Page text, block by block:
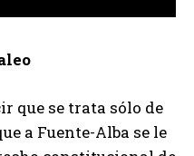
que se trata sólo de
a Fuente-Alba se le